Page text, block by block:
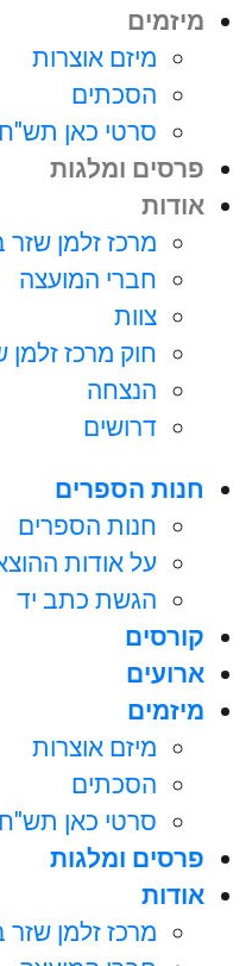
מיזמים
מיזם אוצרות
הסכתים
סרטי כאן תש"ח
פרסים ומלגות
אודות
מרכז זלמן שזר
חברי המועצה
צוות
חוק מרכז זלמן
הנצחה
דרושים
חנות הספרים
חנות הספרים
על אודות
הגשת כתב יד
קורסים
ארועים
מיזמים
מיזם אוצרות
הסכתים
סרטי כאן תש"ח
פרסים ומלגות
אודות
מרכז זלמן שזר